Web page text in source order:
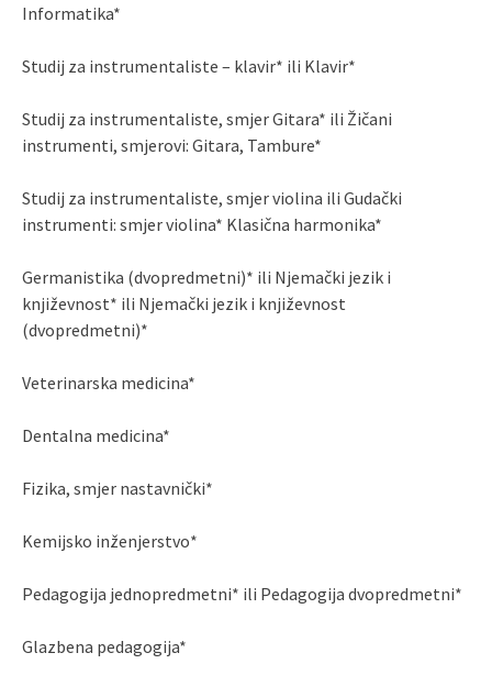
Informatika*
Studij za instrumentaliste – klavir* ili Klavir*
Studij za instrumentaliste, smjer Gitara* ili Žičani
instrumenti, smjerovi: Gitara, Tambure*
Studij za instrumentaliste, smjer violina ili Gudački
instrumenti: smjer violina* Klasična harmonika*
Germanistika (dvopredmetni)* ili Njemački jezik i
književnost* ili Njemački jezik i književnost
(dvopredmetni)*
Veterinarska medicina*
Dentalna medicina*
Fizika, smjer nastavnički*
Kemijsko inženjerstvo*
Pedagogija jednopredmetni* ili Pedagogija dvopredmetni*
Glazbena pedagogija*